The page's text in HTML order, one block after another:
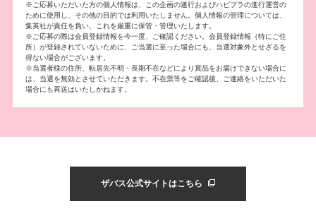
※ご応募いただいた方の個人情報は、この企画の遂行およびハピプラの進行運営の
ために使用し、その他の目的では利用いたしません。個人情報の管理については、
集英社が責任を負い、これを厳重に保管・管理いたします。
※ご応募の際は会員登録情報を今一度、ご確認ください。会員登録情報（特にご住
所）が登録されていないために、ご当選に至った場合にも、当選対象外とせざるを
得ない場合がございます。
※当選者様の住所、転居先不明・長期不在などにより賞品をお届けできない場合に
は、当選を無効とさせていただきます。不在票等をご確認後、ご連絡をいただいた
場合にも再送はいたしかねます。
ザバス公式サイトはこちら